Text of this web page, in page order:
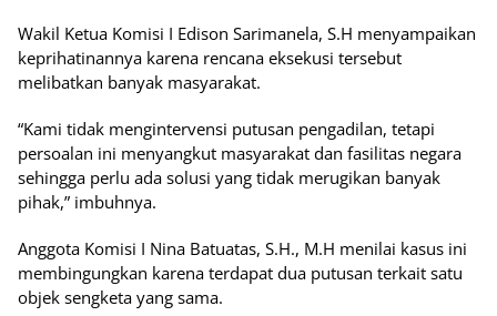
Wakil Ketua Komisi I Edison Sarimanela, S.H menyampaikan
keprihatinannya karena rencana eksekusi tersebut
melibatkan banyak masyarakat.
“Kami tidak mengintervensi putusan pengadilan, tetapi
persoalan ini menyangkut masyarakat dan fasilitas negara
sehingga perlu ada solusi yang tidak merugikan banyak
pihak,” imbuhnya.
Anggota Komisi I Nina Batuatas, S.H., M.H menilai kasus ini
membingungkan karena terdapat dua putusan terkait satu
objek sengketa yang sama.